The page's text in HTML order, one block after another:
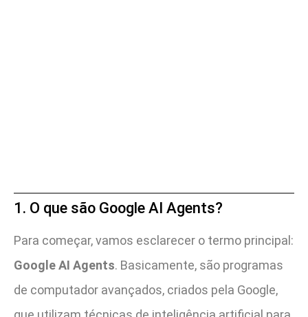
1. O que são Google AI Agents?
Para começar, vamos esclarecer o termo principal:
Google AI Agents. Basicamente, são programas
de computador avançados, criados pela Google,